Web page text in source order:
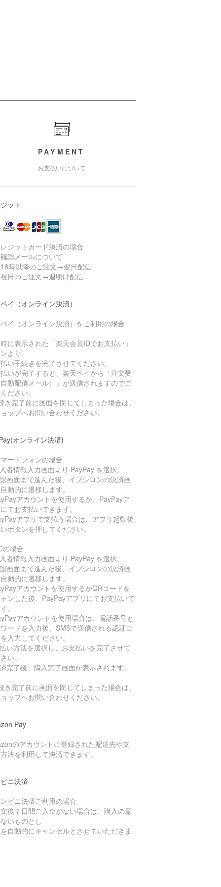
PAYMENT
お支払いについて
ット
ジットカード決済の場合
認メールについて
時以降のご注文→翌日配信
日のご注文→週明け配信
イ（オンライン決済）
イ（オンライン決済）をご利用の場合
に表示された「楽天会員IDでお支払い」
より、
い手続きを完了させてください。
いが完了すると、楽天ペイから「注文受
動配信メール）」が送信されますのでご
ださい。
き完了前に画面を閉じてしまった場合は、
ップへお問い合わせください。
オンライン決済)
ートフォンの場合
者情報入力画面より PayPay を選択。
画面まで進んだ後、イプシロンの決済画
動的に遷移します。
アカウントを使用するか、PayPayア
てお支払いできます。
アプリで支払う場合は、アプリ起動後
ボタンを押してください。
の場合
者情報入力画面より PayPay を選択。
画面まで進んだ後、イプシロンの決済画
動的に遷移します。
アカウントを使用するかQRコードを
ンした後、PayPayアプリにてお支払いで
。
アカウントを使用場合は、電話番号と
ードを入力後、SMSで送信される認証コ
入力してください。
い方法を選択し、お支払いを完了させて
い。
完了後、購入完了画面が表示されます。
き完了前に画面を閉じてしまった場合は、
ップへお問い合わせください。
Pay
のアカウントに登録された配送先や支
法を利用して決済できます。
ニ決済
ビニ決済ご利用の場合
後７日間ご入金がない場合は、購入の意
いものとし
自動的にキャンセルとさせていただきま